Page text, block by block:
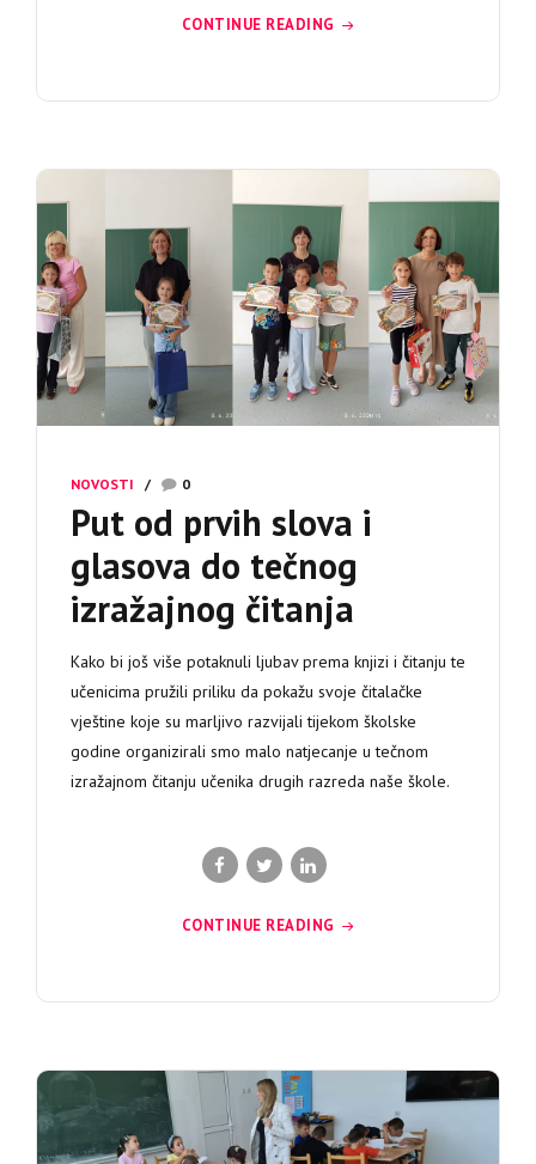
CONTINUE READING
NOVOSTI 0
Put od prvih slova i
glasova do tečnog
izražajnog čitanja
Kako bi još više potaknuli ljubav prema knjizi i čitanju te
učenicima pružili priliku da pokažu svoje čitalačke
vještine koje su marljivo razvijali tijekom školske
godine organizirali smo malo natjecanje u tečnom
izražajnom čitanju učenika drugih razreda naše škole.
CONTINUE READING